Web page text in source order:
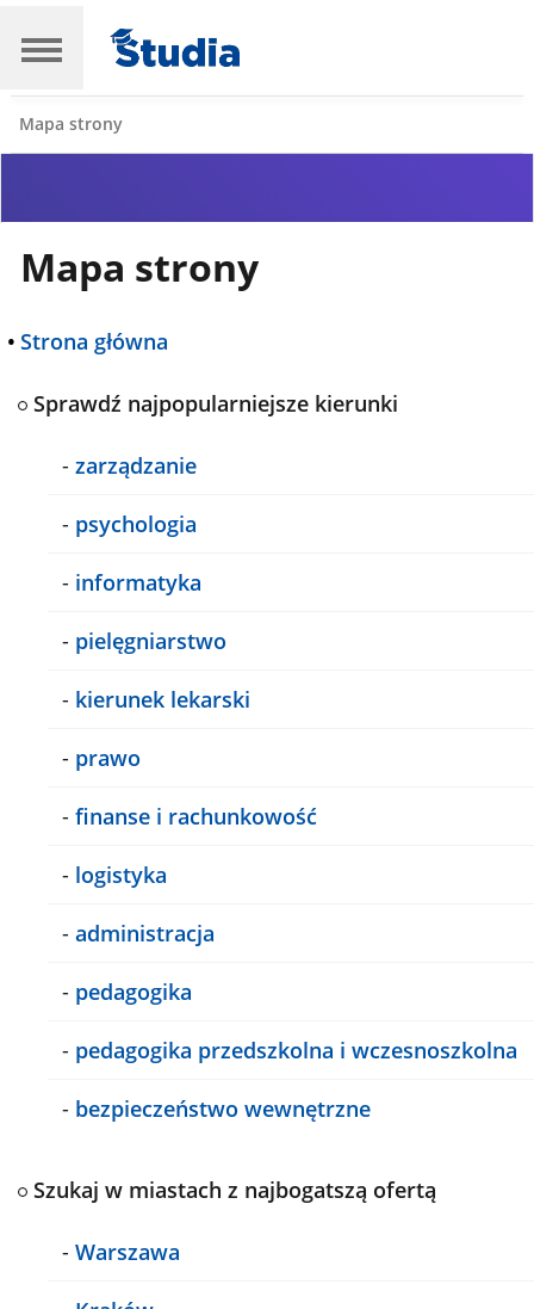
Mapa strony
Mapa strony
• Strona główna
Sprawdź najpopularniejsze kierunki
- zarządzanie
- psychologia
- informatyka
- pielęgniarstwo
- kierunek lekarski
- prawo
- finanse i rachunkowość
- logistyka
- administracja
- pedagogika
- pedagogika przedszkolna i wczesnoszkolna
- bezpieczeństwo wewnętrzne
Szukaj w miastach z najbogatszą ofertą
- Warszawa